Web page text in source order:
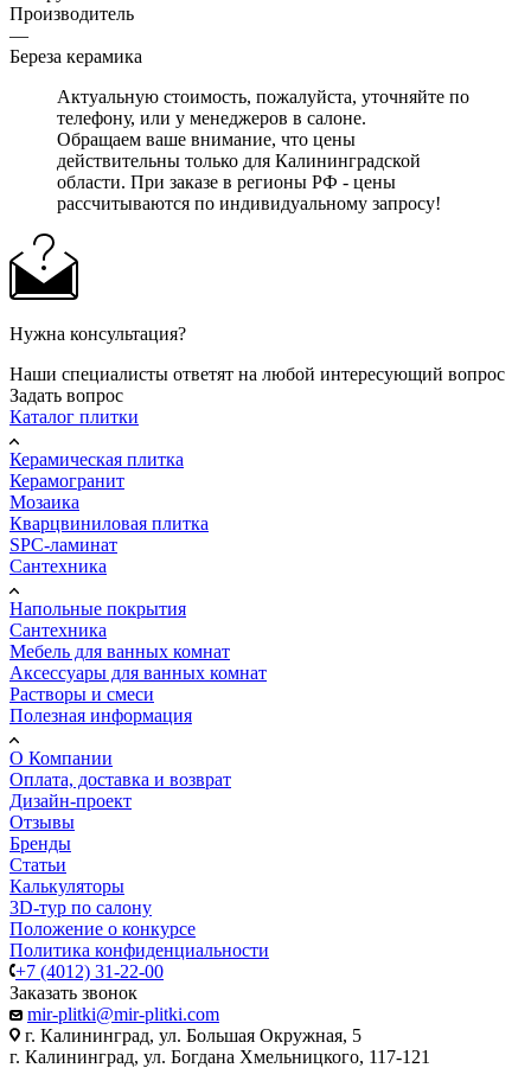
Производитель
—
Береза керамика
Актуальную стоимость, пожалуйста, уточняйте по
телефону, или у менеджеров в салоне.
Обращаем ваше внимание, что цены
действительны только для Калининградской
области. При заказе в регионы РФ - цены
рассчитываются по индивидуальному запросу!
Нужна консультация?
Наши специалисты ответят на любой интересующий вопрос
Задать вопрос
Каталог плитки
Керамическая плитка
Керамогранит
Мозаика
Кварцвиниловая плитка
SPC-ламинат
Сантехника
Напольные покрытия
Сантехника
Мебель для ванных комнат
Аксессуары для ванных комнат
Растворы и смеси
Полезная информация
О Компании
Оплата, доставка и возврат
Дизайн-проект
Отзывы
Бренды
Статьи
Калькуляторы
3D-тур по салону
Положение о конкурсе
Политика конфиденциальности
+7 (4012) 31-22-00
Заказать звонок
mir-plitki@mir-plitki.com
г. Калининград, ул. Большая Окружная, 5
г. Калининград, ул. Богдана Хмельницкого, 117-121